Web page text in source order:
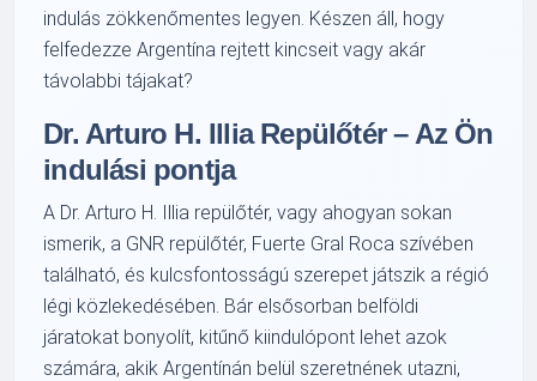
indulás zökkenőmentes legyen. Készen áll, hogy
felfedezze Argentína rejtett kincseit vagy akár
távolabbi tájakat?
Dr. Arturo H. Illia Repülőtér – Az Ön
indulási pontja
A Dr. Arturo H. Illia repülőtér, vagy ahogyan sokan
ismerik, a GNR repülőtér, Fuerte Gral Roca szívében
található, és kulcsfontosságú szerepet játszik a régió
légi közlekedésében. Bár elsősorban belföldi
járatokat bonyolít, kitűnő kiindulópont lehet azok
számára, akik Argentínán belül szeretnének utazni,